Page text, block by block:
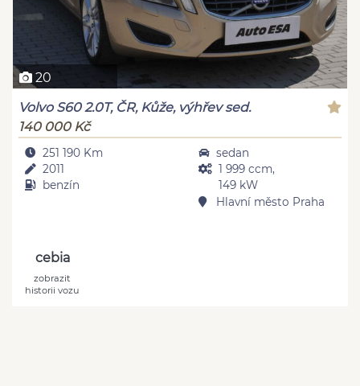
20
Volvo S60 2.0T, ČR, Kůže, výhřev sed.
140 000 Kč
251 190 Km
2011
benzín
sedan
1 999 ccm,
149 kW
Hlavní město Praha
cebia
zobrazit
historii vozu